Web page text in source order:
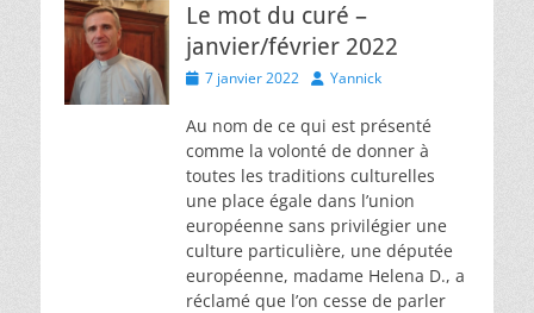
Le mot du curé –
janvier/février 2022
Posted7 janvier 2022 Author
Yannick
Au nom de ce qui est présenté
comme la volonté de donner à
toutes les traditions culturelles
une place égale dans l’union
européenne sans privilégier une
culture particulière, une députée
européenne, madame Helena D., a
réclamé que l’on cesse de parler